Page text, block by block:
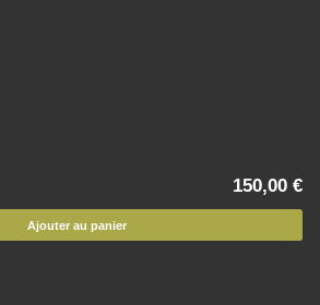
150,00 €
Ajouter au panier